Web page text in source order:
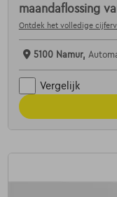
maandaflossing
Ontdek het volledige
5100 Namur,
Vergelijk